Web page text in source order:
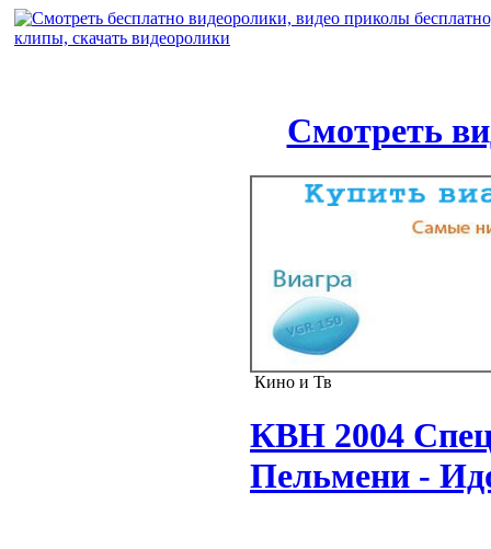
Смотреть
Кино и Тв
КВН 2004
Пельмени -